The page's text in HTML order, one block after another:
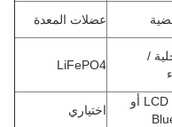
عضلات المعدة
/
LiFePO4
وظيفة LCD أو
اختياري